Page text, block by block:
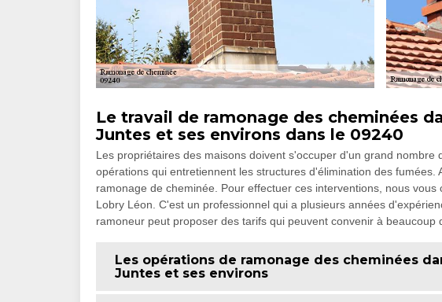
Le travail de ramonage des cheminées
Juntes et ses environs dans le 09240
Les propriétaires des maisons doivent s'occuper d'un grand nombre
opérations qui entretiennent les structures d'élimination des fumées.
ramonage de cheminée. Pour effectuer ces interventions, nous
Lobry Léon. C'est un professionnel qui a plusieurs années
ramoneur peut proposer des tarifs qui peuvent convenir à beaucoup
Les opérations de ramonage des cheminées
Juntes et ses environs